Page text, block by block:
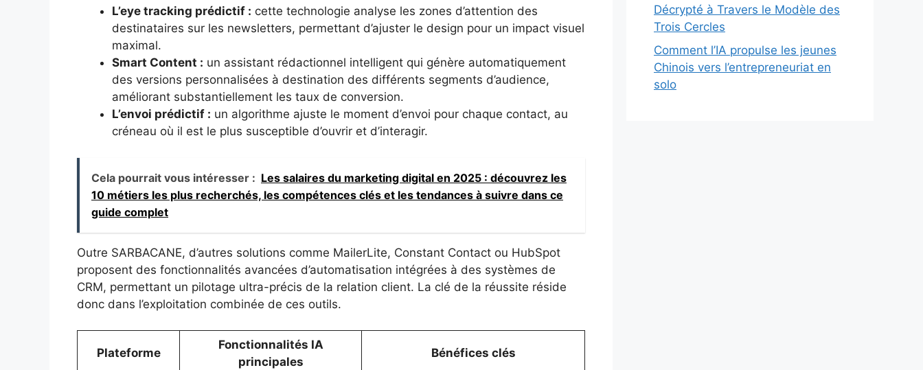
L’eye tracking prédictif : cette technologie analyse les zones d’attention des
destinataires sur les newsletters, permettant d’ajuster le design pour un impact visuel
maximal.
Smart Content : un assistant rédactionnel intelligent qui génère automatiquement
des versions personnalisées à destination des différents segments d’audience,
améliorant substantiellement les taux de conversion.
L’envoi prédictif : un algorithme ajuste le moment d’envoi pour chaque contact, au
créneau où il est le plus susceptible d’ouvrir et d’interagir.
Cela pourrait vous intéresser : Les salaires du marketing digital en 2025 : découvrez les
10 métiers les plus recherchés, les compétences clés et les tendances à suivre dans ce
guide complet
Outre SARBACANE, d’autres solutions comme MailerLite, Constant Contact ou HubSpot
proposent des fonctionnalités avancées d’automatisation intégrées à des systèmes de
CRM, permettant un pilotage ultra-précis de la relation client. La clé de la réussite réside
donc dans l’exploitation combinée de ces outils.
Plateforme
Fonctionnalités IA
principales
Bénéfices clés
Décrypté à Travers le Modèle des
Trois Cercles
Comment l’IA propulse les jeunes
Chinois vers l’entrepreneuriat en
solo